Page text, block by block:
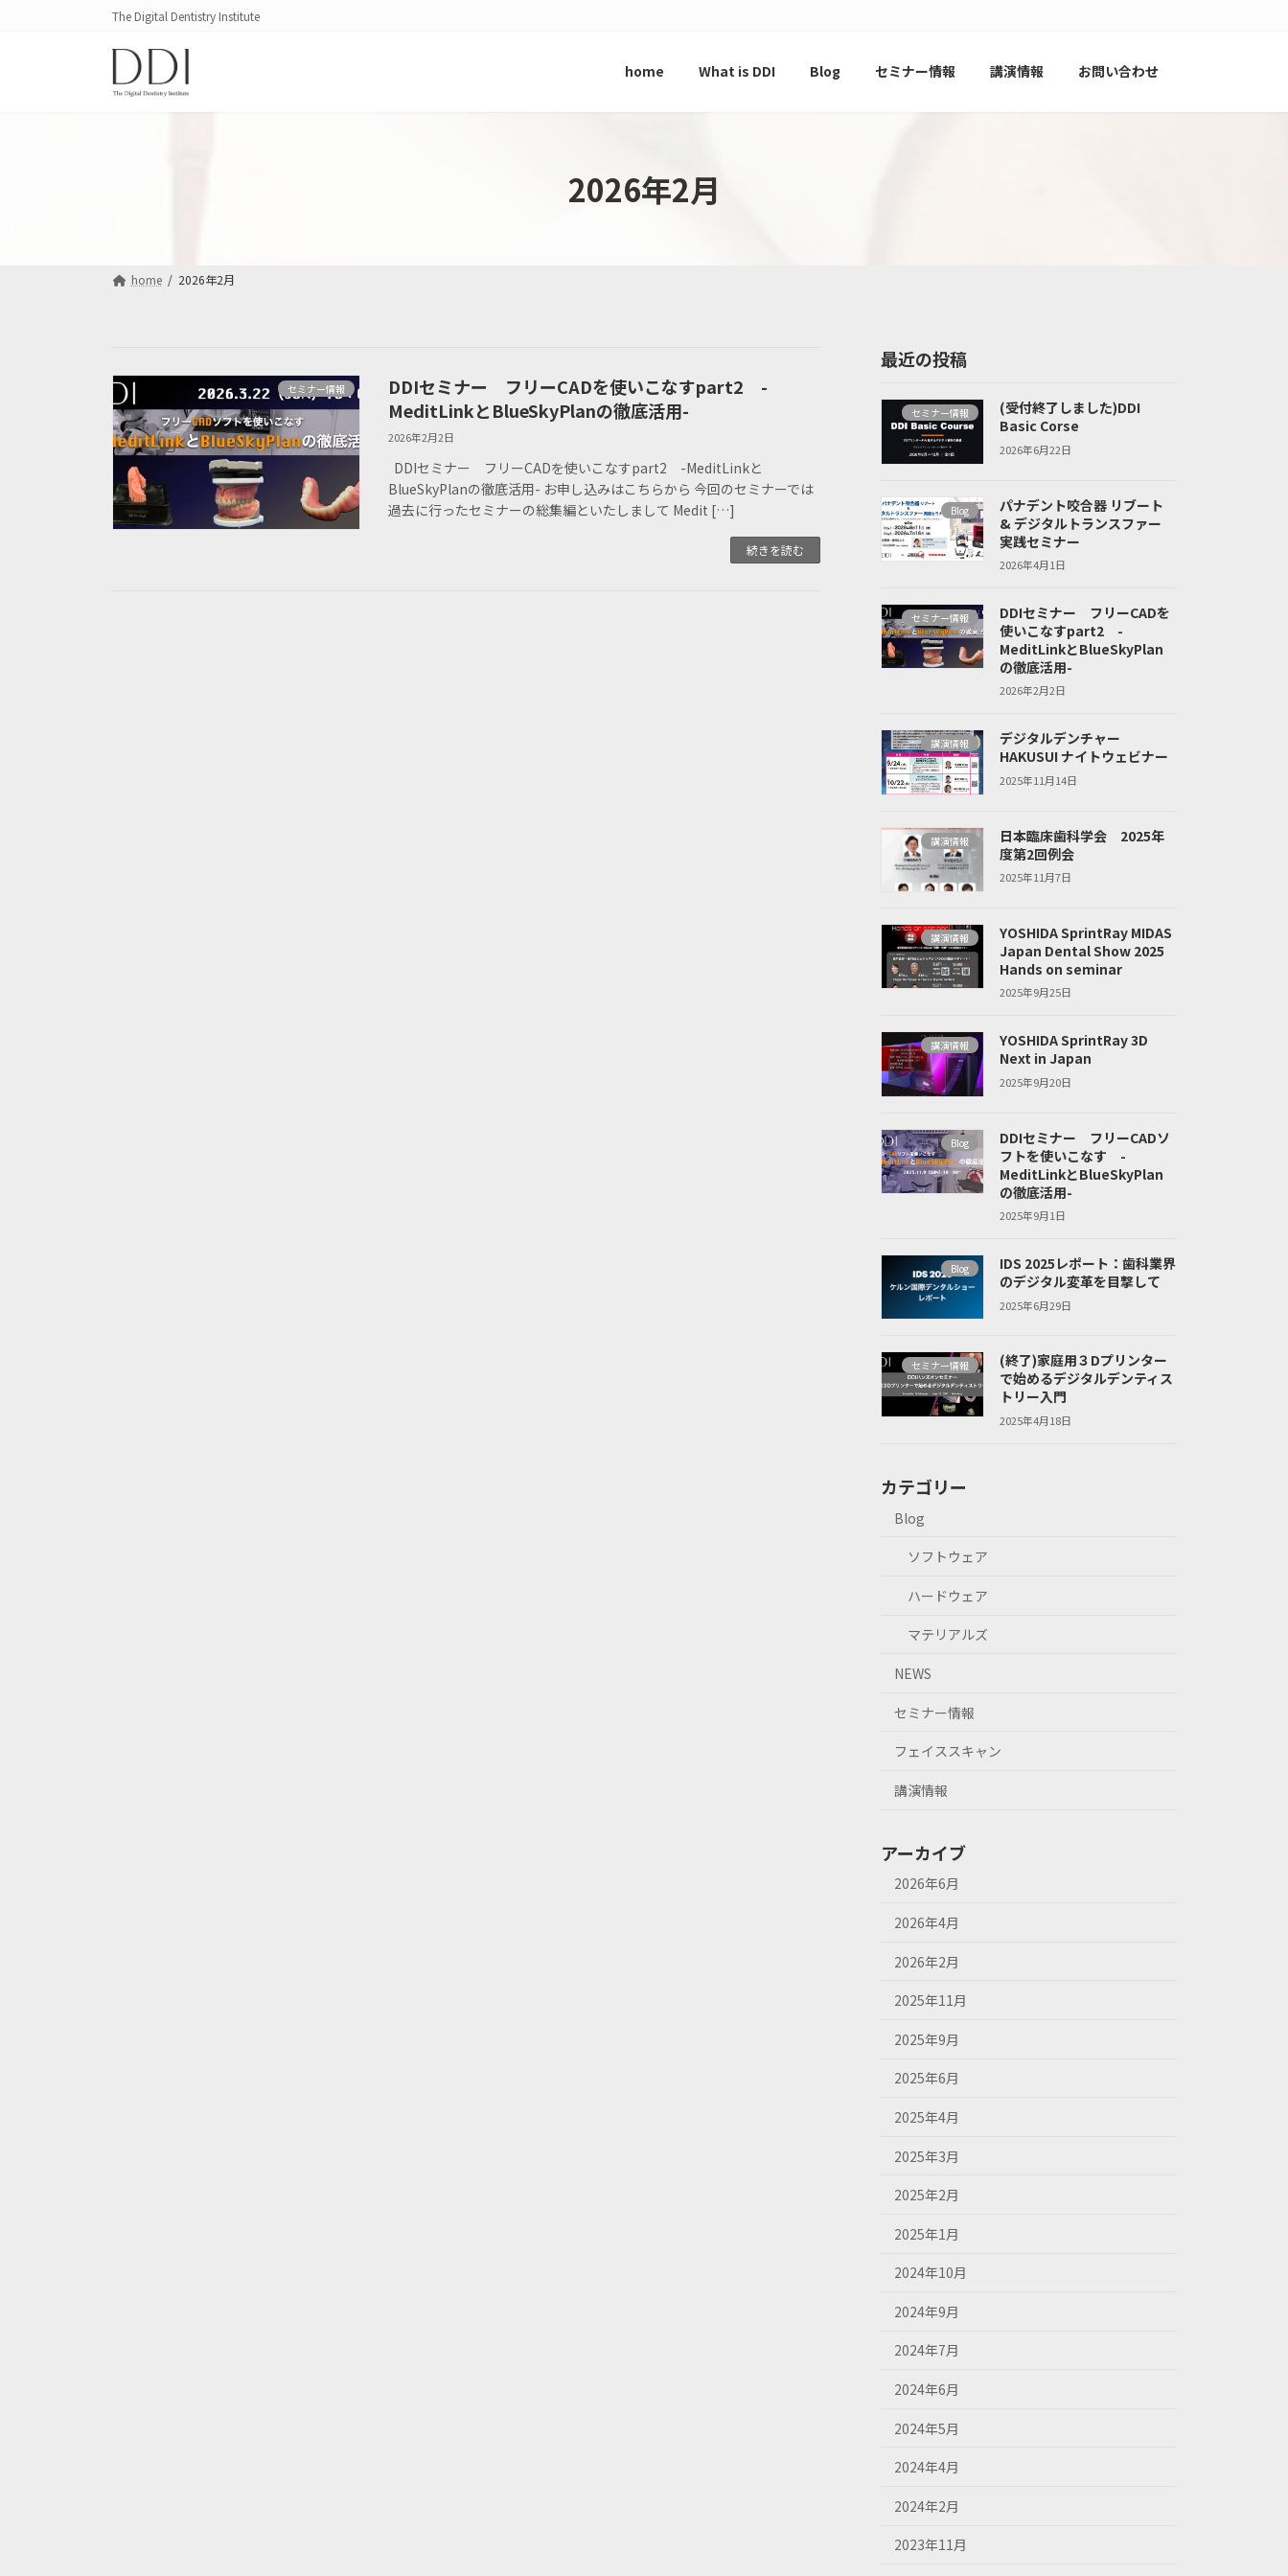
The Digital Dentistry Institute
home What is DDI Blog セミナー情報 講演情報 お問い合わせ
2026年2月
home 2026年2月
セミナー情報
DDIセミナー フリーCADを使いこなすpart2 -
MeditLinkとBlueSkyPlanの徹底活用-
2026年2月2日
DDIセミナー フリーCADを使いこなすpart2 -MeditLinkと
BlueSkyPlanの徹底活用- お申し込みはこちらから 今回のセミナーでは
過去に行ったセミナーの総集編といたしまして Medit […]
続きを読む
最近の投稿
セミナー情報
(受付終了しました)DDI
Basic Corse
2026年6月22日
Blog
パナデント咬合器 リブート
& デジタルトランスファー
実践セミナー
2026年4月1日
セミナー情報
DDIセミナー フリーCADを
使いこなすpart2 -
MeditLinkとBlueSkyPlan
の徹底活用-
2026年2月2日
講演情報
デジタルデンチャー
HAKUSUI ナイトウェビナー
2025年11月14日
講演情報
日本臨床歯科学会 2025年
度第2回例会
2025年11月7日
講演情報
YOSHIDA SprintRay MIDAS
Japan Dental Show 2025
Hands on seminar
2025年9月25日
講演情報
YOSHIDA SprintRay 3D
Next in Japan
2025年9月20日
Blog
DDIセミナー フリーCADソ
フトを使いこなす -
MeditLinkとBlueSkyPlan
の徹底活用-
2025年9月1日
Blog
IDS 2025レポート：歯科業界
のデジタル変革を目撃して
2025年6月29日
セミナー情報
(終了)家庭用３Dプリンター
で始めるデジタルデンティス
トリー入門
2025年4月18日
カテゴリー
Blog
ソフトウェア
ハードウェア
マテリアルズ
NEWS
セミナー情報
フェイススキャン
講演情報
アーカイブ
2026年6月
2026年4月
2026年2月
2025年11月
2025年9月
2025年6月
2025年4月
2025年3月
2025年2月
2025年1月
2024年10月
2024年9月
2024年7月
2024年6月
2024年5月
2024年4月
2024年2月
2023年11月